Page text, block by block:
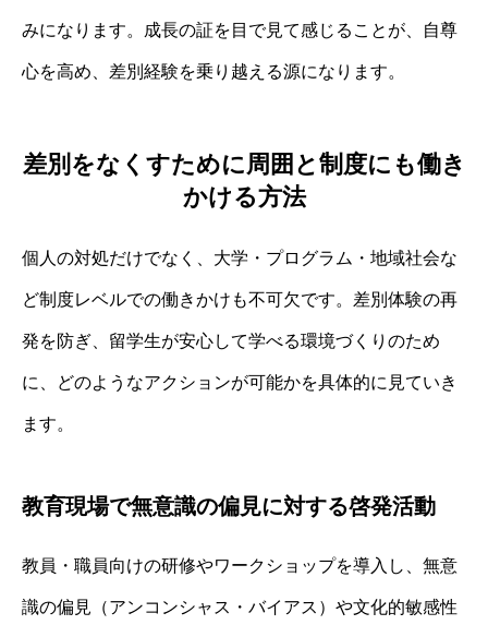
みになります。成長の証を目で見て感じることが、自尊
心を高め、差別経験を乗り越える源になります。
差別をなくすために周囲と制度にも働き
かける方法
個人の対処だけでなく、大学・プログラム・地域社会な
ど制度レベルでの働きかけも不可欠です。差別体験の再
発を防ぎ、留学生が安心して学べる環境づくりのため
に、どのようなアクションが可能かを具体的に見ていき
ます。
教育現場で無意識の偏見に対する啓発活動
教員・職員向けの研修やワークショップを導入し、無意
識の偏見（アンコンシャス・バイアス）や文化的敏感性